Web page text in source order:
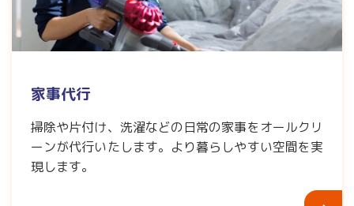
家事代行
掃除や片付け、洗濯などの日常の家事をオールクリ
ーンが代行いたします。より暮らしやすい空間を実
現します。